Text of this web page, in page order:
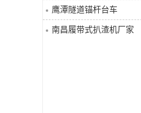
混泥土湿喷台车
鹰潭隧道锚杆台车
南昌履带式扒渣机厂家